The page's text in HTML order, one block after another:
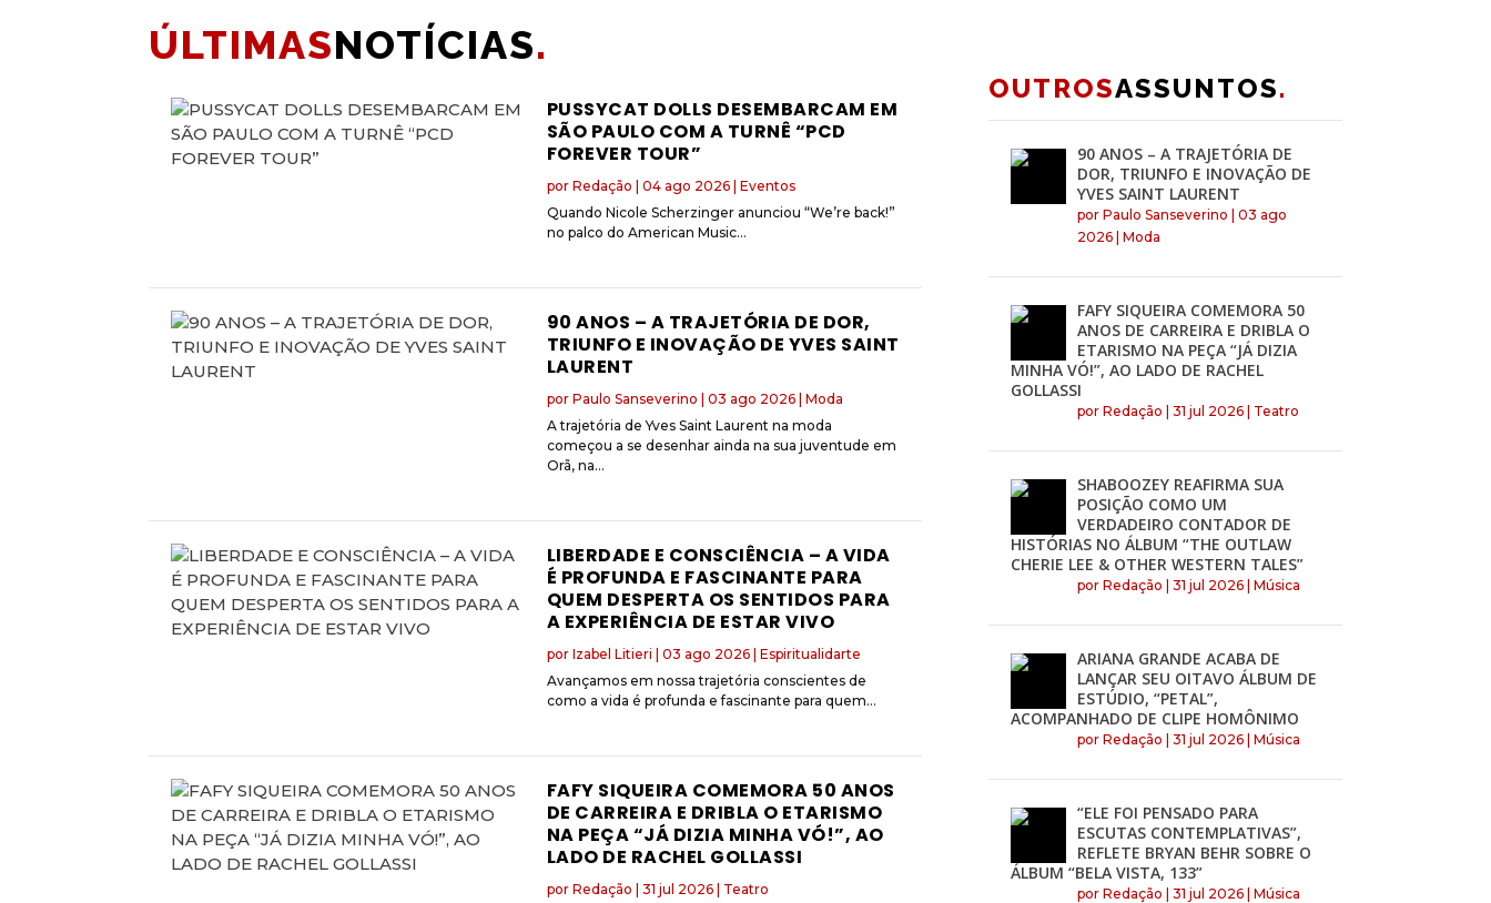
ÚLTIMASNOTÍCIAS.
PUSSYCAT DOLLS DESEMBARCAM EM
SÃO PAULO COM A TURNÊ “PCD
FOREVER TOUR”
por Redação 04 ago 2026| Eventos
Quando Nicole Scherzinger anunciou “We’re back!”
no palco do American Music...
90 ANOS – A TRAJETÓRIA DE DOR,
TRIUNFO E INOVAÇÃO DE YVES SAINT
LAURENT
por Paulo Sanseverino 03 ago 2026| Moda
A trajetória de Yves Saint Laurent na moda
começou a se desenhar ainda na sua juventude em
Orã, na...
LIBERDADE E CONSCIÊNCIA – A VIDA
É PROFUNDA E FASCINANTE PARA
QUEM DESPERTA OS SENTIDOS PARA
A EXPERIÊNCIA DE ESTAR VIVO
por Izabel Litieri 03 ago 2026| Espiritualidarte
Avançamos em nossa trajetória conscientes de
como a vida é profunda e fascinante para quem...
FAFY SIQUEIRA COMEMORA 50 ANOS
DE CARREIRA E DRIBLA O ETARISMO
NA PEÇA “JÁ DIZIA MINHA VÓ!”, AO
LADO DE RACHEL GOLLASSI
por Redação 31 jul 2026| Teatro
OUTROSASSUNTOS.
90 ANOS – A TRAJETÓRIA DE
DOR, TRIUNFO E INOVAÇÃO DE
YVES SAINT LAURENT
por Paulo Sanseverino
03 ago
2026| Moda
FAFY SIQUEIRA COMEMORA 50
ANOS DE CARREIRA E DRIBLA O
ETARISMO NA PEÇA “JÁ DIZIA
MINHA VÓ!”, AO LADO DE RACHEL
GOLLASSI
por Redação 31 jul 2026| Teatro
SHABOOZEY REAFIRMA SUA
POSIÇÃO COMO UM
VERDADEIRO CONTADOR DE
HISTÓRIAS NO ÁLBUM “THE OUTLAW
CHERIE LEE & OTHER WESTERN TALES”
por Redação 31 jul 2026| Música
ARIANA GRANDE ACABA DE
LANÇAR SEU OITAVO ÁLBUM DE
ESTÚDIO, “PETAL”,
ACOMPANHADO DE CLIPE HOMÔNIMO
por Redação 31 jul 2026| Música
“ELE FOI PENSADO PARA
ESCUTAS CONTEMPLATIVAS”,
REFLETE BRYAN BEHR SOBRE O
ÁLBUM “BELA VISTA, 133”
por Redação 31 jul 2026| Música